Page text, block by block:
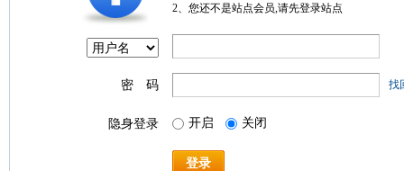
2、您还不是站点会员,请先登录站点
密 码 找
隐身登录 开启 关闭
登录